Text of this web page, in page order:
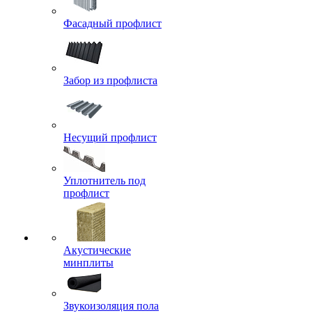
Фасадный профлист
Забор из профлиста
Несущий профлист
Уплотнитель под
профлист
Акустические
минплиты
Звукоизоляция пола